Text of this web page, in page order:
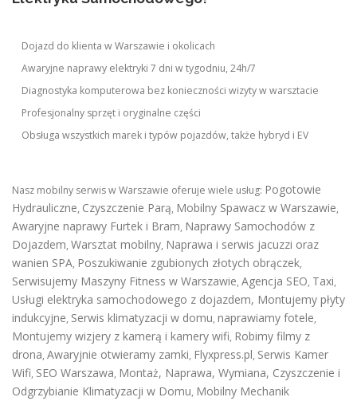
Dojazd do klienta w Warszawie i okolicach
Awaryjne naprawy elektryki 7 dni w tygodniu, 24h/7
Diagnostyka komputerowa bez konieczności wizyty w warsztacie
Profesjonalny sprzęt i oryginalne części
Obsługa wszystkich marek i typów pojazdów, także hybryd i EV
Nasz mobilny serwis w Warszawie oferuje wiele usług: Pogotowie
Hydrauliczne, Czyszczenie Parą, Mobilny Spawacz w Warszawie,
Awaryjne naprawy Furtek i Bram, Naprawy Samochodów z
Dojazdem, Warsztat mobilny, Naprawa i serwis jacuzzi oraz
wanien SPA, Poszukiwanie zgubionych złotych obrączek,
Serwisujemy Maszyny Fitness w Warszawie, Agencja SEO, Taxi,
Usługi elektryka samochodowego z dojazdem, Montujemy płyty
indukcyjne, Serwis klimatyzacji w domu, naprawiamy fotele,
Montujemy wizjery z kamerą i kamery wifi, Robimy filmy z
drona, Awaryjnie otwieramy zamki, Flyxpress.pl, Serwis Kamer
Wifi, SEO Warszawa, Montaż, Naprawa, Wymiana, Czyszczenie i
Odgrzybianie Klimatyzacji w Domu, Mobilny Mechanik